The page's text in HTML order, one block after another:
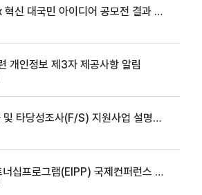
2022 KIND ESG x 혁신 대국민 아이디어 공모전 결과 발표
개인정보 제3자 제공사항 알림
[종료] 「PPP 활성화 및 타당성조사(F/S) 지원사업 설명회」(12/9) 개최 안내 (~12/5까지 온라인 사전신청)
2022 경제혁신파트너십프로그램(EIPP) 국제컨퍼런스 개최 알림